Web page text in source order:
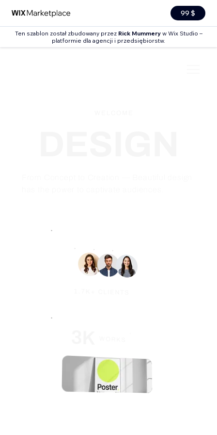
99 $
Ten szablon został zbudowany przez Rick Mummeryw Wix Studio –
platformie dla agencji i przedsiębiorstw.